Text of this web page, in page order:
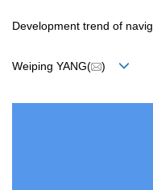
Development trend of
Weiping YANG( )